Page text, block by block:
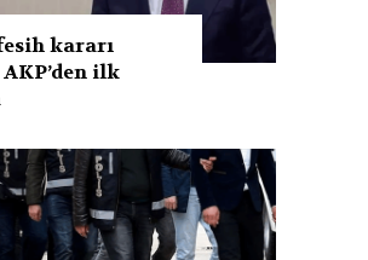
kararı
ilk